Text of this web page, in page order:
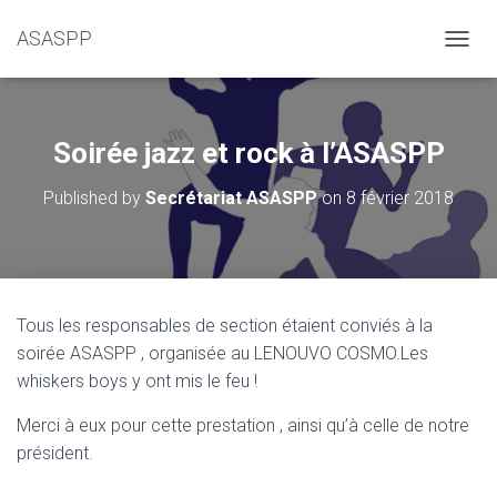
ASASPP
Soirée jazz et rock à l’ASASPP
Published by Secrétariat ASASPPon 8 février 2018
Tous les responsables de section étaient conviés à la
soirée ASASPP , organisée au LENOUVO COSMO.Les
whiskers boys y ont mis le feu !
Merci à eux pour cette prestation , ainsi qu’à celle de notre
président.